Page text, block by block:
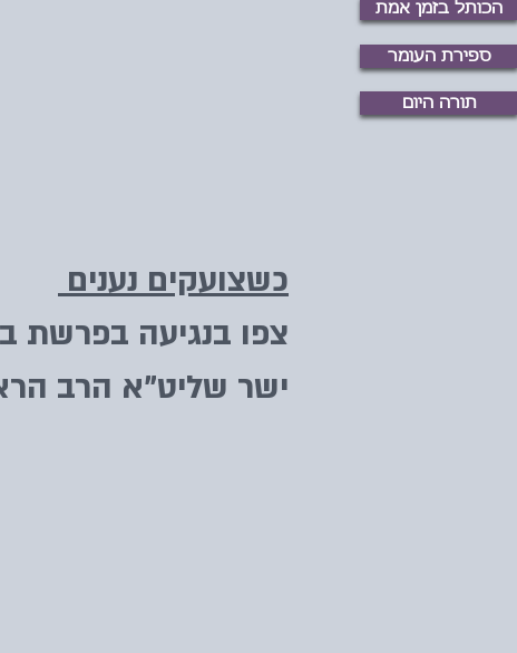
כשצועקים נענים
צפו בנגיעה
ישר שליט"א הרב
הכותל בזמן אמת
ספירת העומר
תורה היום